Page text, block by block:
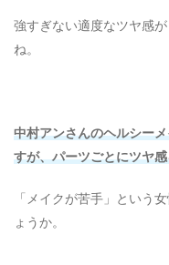
強すぎない適度なツヤ感
ね。
中村アンさんのヘルシー
すが、パーツごとにツヤ
「メイクが苦手」という
ょうか。